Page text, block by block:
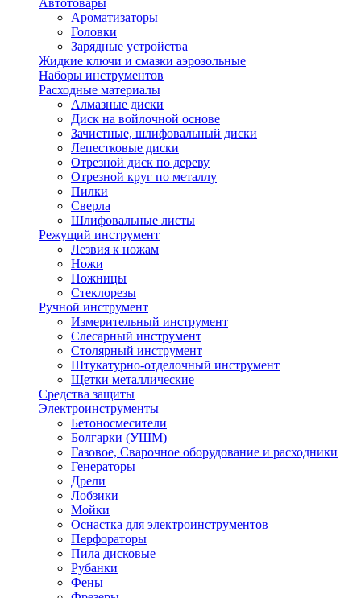
Автотовары
Ароматизаторы
Головки
Зарядные устройства
Жидкие ключи и смазки аэрозольные
Наборы инструментов
Расходные материалы
Алмазные диски
Диск на войлочной основе
Зачистные, шлифовальный диски
Лепестковые диски
Отрезной диск по дереву
Отрезной круг по металлу
Пилки
Сверла
Шлифовальные листы
Режущий инструмент
Лезвия к ножам
Ножи
Ножницы
Стеклорезы
Ручной инструмент
Измерительный инструмент
Слесарный инструмент
Столярный инструмент
Штукатурно-отделочный инструмент
Щетки металлические
Средства защиты
Электроинструменты
Бетоносмесители
Болгарки (УШМ)
Газовое, Сварочное оборудование и расходники
Генераторы
Дрели
Лобзики
Мойки
Оснастка для электроинструментов
Перфораторы
Пила дисковые
Рубанки
Фены